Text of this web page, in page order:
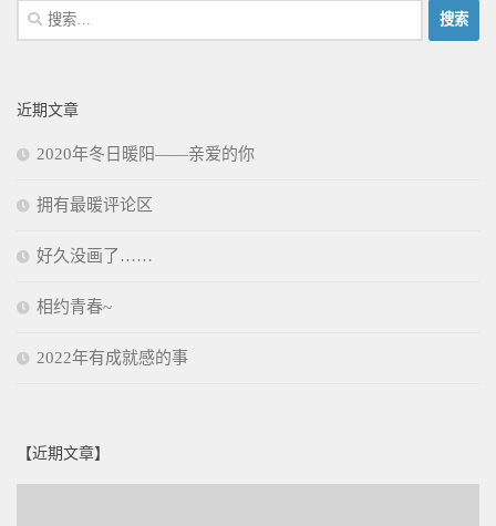
搜
索：
近期文章
2020年冬日暖阳——亲爱的你
拥有最暖评论区
好久没画了……
相约青春~
2022年有成就感的事
【近期文章】